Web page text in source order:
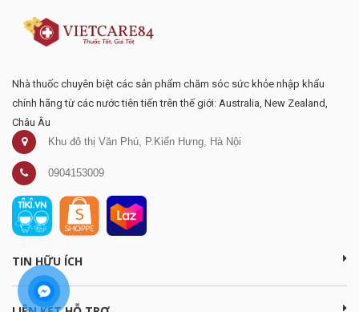
Nhà thuốc chuyên biệt các sản phẩm chăm sóc sức khỏe nhập khẩu
chính hãng từ các nước tiên tiến trên thế giới: Australia, New Zealand,
Châu Âu
Khu đô thị Văn Phú, P.Kiến Hưng, Hà Nội
0904153009
TIN HỮU ÍCH